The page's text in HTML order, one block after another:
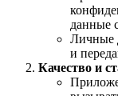
данные
Личные
и
Качество и